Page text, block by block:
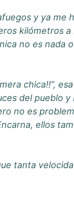
y ya me
kilómetros
no es nada
chica!!”,
del pueblo
no es
ellos
tanta